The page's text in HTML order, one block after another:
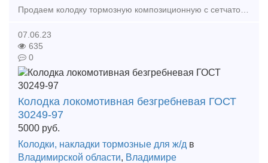
07.06.23
635
0
Колодка локомотивная безгребневая ГОСТ
30249-97
5000 руб.
Колодки, накладки тормозные для ж/д в
Владимирской области, Владимире